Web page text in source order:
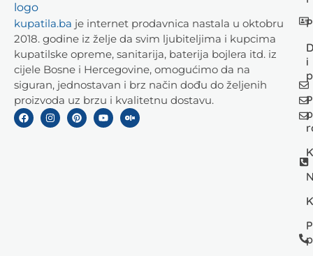
kupatila.ba je internet prodavnica nastala u oktobru
2018. godine iz želje da svim ljubiteljima i kupcima
kupatilske opreme, sanitarija, baterija bojlera itd. iz
cijele Bosne i Hercegovine, omogućimo da na
siguran, jednostavan i brz način dođu do željenih
proizvoda uz brzu i kvalitetnu dostavu.
i